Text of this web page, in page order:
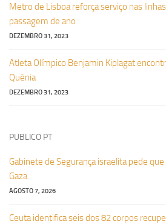
Metro de Lisboa reforça serviço nas
passagem de ano
DEZEMBRO 31, 2023
Atleta Olímpico Benjamin Kiplagat
Quénia
DEZEMBRO 31, 2023
PUBLICO PT
Gabinete de Segurança israelita pede
Gaza
AGOSTO 7, 2026
Ceuta identifica seis dos 82 corpos